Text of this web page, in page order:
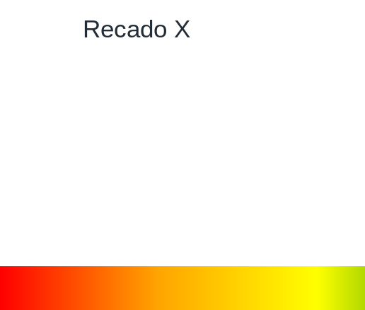
Recado X